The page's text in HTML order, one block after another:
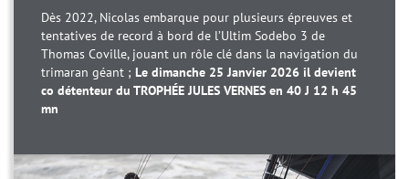
Dès 2022, Nicolas embarque pour plusieurs épreuves et
tentatives de record à bord de l’Ultim Sodebo 3 de
Thomas Coville, jouant un rôle clé dans la navigation du
trimaran géant ; Le dimanche 25 Janvier 2026 il devient
co détenteur du TROPHÉE JULES VERNES en 40 J 12 h 45
mn